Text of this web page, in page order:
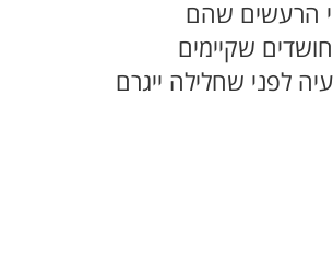
הרעשים שהם
שקיימים
לפני שחלילה ייגרם